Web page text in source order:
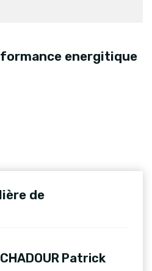
energitique
de
Patrick